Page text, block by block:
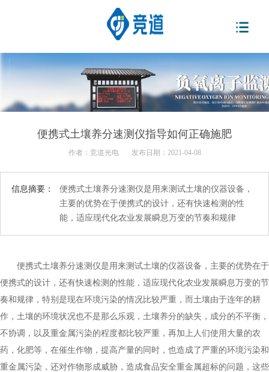
便携式土壤养分速测仪指导如何正确施肥
作者： 竞道光电 发布日期：2021-04-08
信息摘要：
便携式土壤养分速测仪是用来测试土壤的仪器设备，
主要的优势在于便携式的设计，还有快速检测的性
能，适应现代化农业发展瞬息万变的节奏和规律
便携式土壤养分速测仪是用来测试土壤的仪器设备，主要的优势在于
便携式的设计，还有快速检测的性能，适应现代化农业发展瞬息万变的节
奏和规律，特别是现在环境污染的情况比较严重，而土壤由于连年的耕
作，土壤的环境状况也不是那么乐观，土壤养分的缺失，成分的不平衡，
不协调，以及重金属污染的程度都比较严重，再加上人们使用大量的农
药，化肥等，在催生作物，提高产量的同时，也造成了严重的环境污染和
重金属污染，还对作物形成威胁，造成食品安全重金属超标的问题，这些